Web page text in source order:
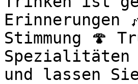
Stimmung 🍄
Spezialitäten
und lassen